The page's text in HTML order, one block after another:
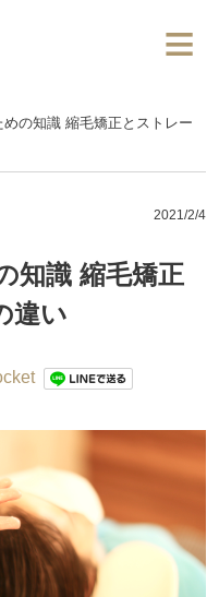
めの知識 縮毛矯正とストレー
2021/2/4
知識 縮毛矯正
違い